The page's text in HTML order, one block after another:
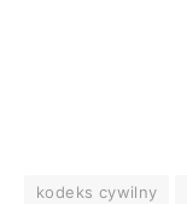
kodeks cywilny